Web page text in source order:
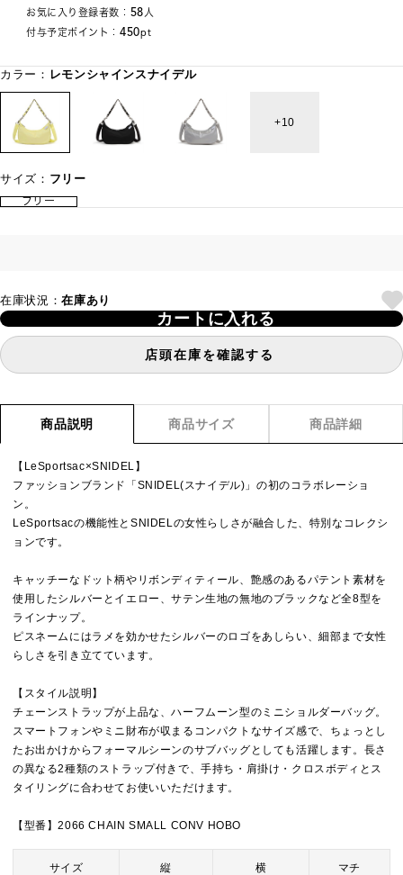
お気に入り登録者数： 58人
付与予定ポイント： 450pt
カラー： レモンシャインスナイデル
10
サイズ： フリー
フリー
在庫状況：在庫あり
カートに入れる
店頭在庫を確認する
商品説明 商品サイズ 商品詳細
【LeSportsac×SNIDEL】
ファッションブランド「SNIDEL(スナイデル)」の初のコラボレーショ
ン。
LeSportsacの機能性とSNIDELの女性らしさが融合した、特別なコレクシ
ョンです。
キャッチーなドット柄やリボンディティール、艶感のあるパテント素材を
使用したシルバーとイエロー、サテン生地の無地のブラックなど全8型を
ラインナップ。
ピスネームにはラメを効かせたシルバーのロゴをあしらい、細部まで女性
らしさを引き立てています。
【スタイル説明】
チェーンストラップが上品な、ハーフムーン型のミニショルダーバッグ。
スマートフォンやミニ財布が収まるコンパクトなサイズ感で、ちょっとし
たお出かけからフォーマルシーンのサブバッグとしても活躍します。長さ
の異なる2種類のストラップ付きで、手持ち・肩掛け・クロスボディとス
タイリングに合わせてお使いいただけます。
【型番】2066 CHAIN SMALL CONV HOBO
サイズ 縦 横 マチ